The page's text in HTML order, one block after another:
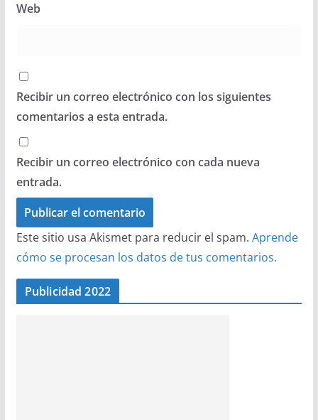
Web
Recibir un correo electrónico con los siguientes
comentarios a esta entrada.
Recibir un correo electrónico con cada nueva
entrada.
Este sitio usa Akismet para reducir el spam. Aprende
cómo se procesan los datos de tus comentarios.
Publicidad 2022